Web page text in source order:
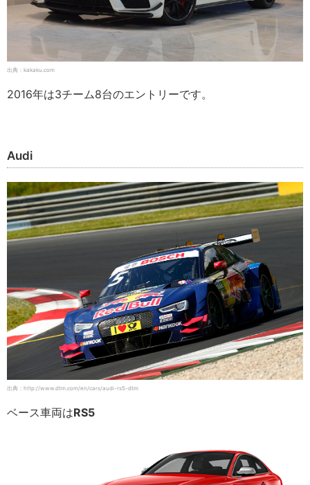
出典：kakaku.com
2016年は3チーム8台のエントリーです。
Audi
出典：http://www.dtm.com/en/cars/audi-rs5-dtm
ベース車両はRS5